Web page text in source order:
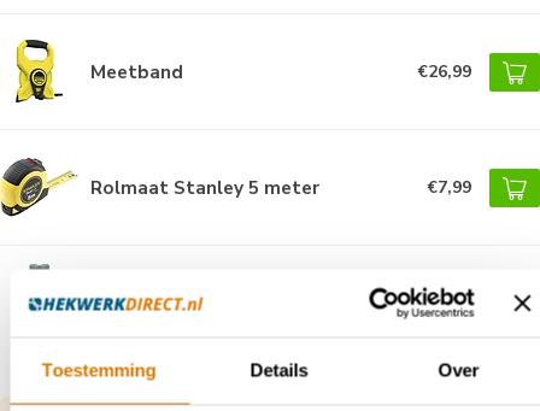
Toestemming Details Over
Meetband €26,99
Rolmaat Stanley 5 meter €7,99
Palenrammer / Handhei €99,95